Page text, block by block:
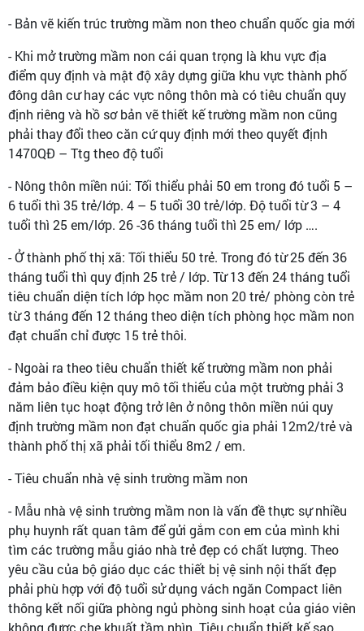
- Bản vẽ kiến trúc trường mầm non theo chuẩn quốc gia mới
- Khi mở trường mầm non cái quan trọng là khu vực địa
điểm quy định và mật độ xây dựng giữa khu vực thành phố
đông dân cư hay các vực nông thôn mà có tiêu chuẩn quy
định riêng và hồ sơ bản vẽ thiết kế trường mầm non cũng
phải thay đổi theo căn cứ quy định mới theo quyết định
1470QĐ – Ttg theo độ tuổi
- Nông thôn miền núi: Tối thiểu phải 50 em trong đó tuổi 5 –
6 tuổi thì 35 trẻ/lớp. 4 – 5 tuổi 30 trẻ/lớp. Độ tuổi từ 3 – 4
tuổi thì 25 em/lớp. 26 -36 tháng tuổi thì 25 em/ lớp ….
- Ở thành phố thị xã: Tối thiểu 50 trẻ. Trong đó từ 25 đến 36
tháng tuổi thì quy định 25 trẻ / lớp. Từ 13 đến 24 tháng tuổi
tiêu chuẩn diện tích lớp học mầm non 20 trẻ/ phòng còn trẻ
từ 3 tháng đến 12 tháng theo diện tích phòng học mầm non
đạt chuẩn chỉ được 15 trẻ thôi.
- Ngoài ra theo tiêu chuẩn thiết kế trường mầm non phải
đảm bảo điều kiện quy mô tối thiểu của một trường phải 3
năm liên tục hoạt động trở lên ở nông thôn miền núi quy
định trường mầm non đạt chuẩn quốc gia phải 12m2/trẻ và
thành phố thị xã phải tối thiểu 8m2 / em.
- Tiêu chuẩn nhà vệ sinh trường mầm non
- Mẫu nhà vệ sinh trường mầm non là vấn đề thực sự nhiều
phụ huynh rất quan tâm để gửi gắm con em của mình khi
tìm các trường mẫu giáo nhà trẻ đẹp có chất lượng. Theo
yêu cầu của bộ giáo dục các thiết bị vệ sinh nội thất đẹp
phải phù hợp với độ tuổi sử dụng vách ngăn Compact liên
thông kết nối giữa phòng ngủ phòng sinh hoạt của giáo viên
không được che khuất tầm nhìn. Tiêu chuẩn thiết kế sao